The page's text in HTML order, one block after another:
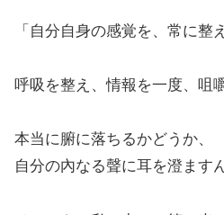
「自分自身の感覚を、常に整
呼吸を整え、情報を一度、咀
本当に腑に落ちるかどうか、
自分の內なる聲に耳を澄ます